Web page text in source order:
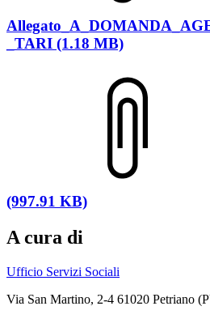
_TARI (1.18 MB)
(997.91 KB)
A cura di
Ufficio Servizi Sociali
Via San Martino, 2-4 61020 Petriano